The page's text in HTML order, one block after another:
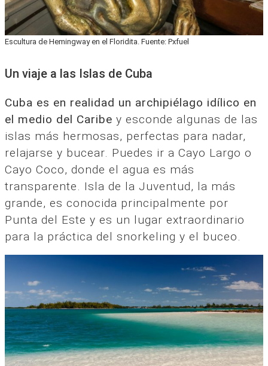
Escultura de Hemingway en el Floridita. Fuente: Pxfuel
Un viaje a las Islas de Cuba
Cuba es en realidad un archipiélago idílico en
el medio del Caribe y esconde algunas de las
islas más hermosas, perfectas para nadar,
relajarse y bucear. Puedes ir a Cayo Largo o
Cayo Coco, donde el agua es más
transparente. Isla de la Juventud, la más
grande, es conocida principalmente por
Punta del Este y es un lugar extraordinario
para la práctica del snorkeling y el buceo.